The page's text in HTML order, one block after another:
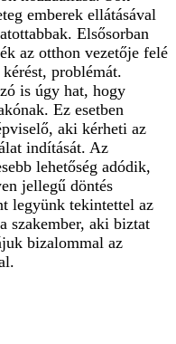
emberek ellátásával
Elsősorban
az otthon vezetője felé
problémát.
is úgy hat, hogy
Ez esetben
aki kérheti az
indítását. Az
lehetőség adódik,
jellegű döntés
legyünk tekintettel az
szakember, aki biztat
bizalommal az